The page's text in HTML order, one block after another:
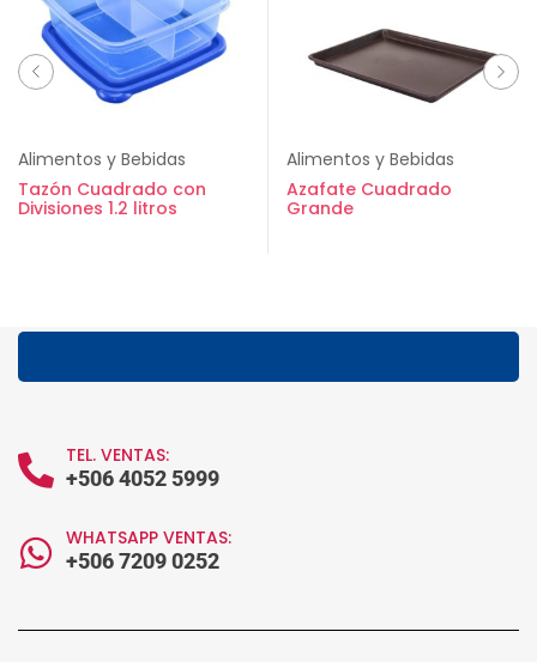
Alimentos y Bebidas
Tazón Cuadrado con
Divisiones 1.2 litros
Alimentos y Bebidas
Azafate Cuadrado
Grande
TEL. VENTAS:
+506 4052 5999
WHATSAPP VENTAS:
+506 7209 0252